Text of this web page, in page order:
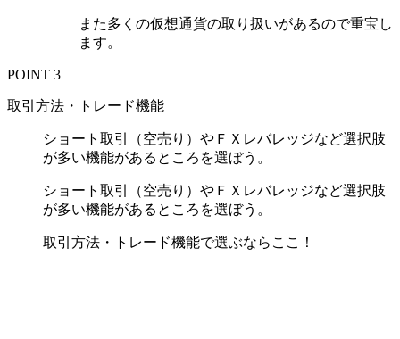
また多くの仮想通貨の取り扱いがあるので重宝し
ます。
POINT 3
取引方法・トレード機能
ショート取引（空売り）やＦＸレバレッジなど選択肢
が多い機能があるところを選ぼう。
ショート取引（空売り）やＦＸレバレッジなど選択肢
が多い機能があるところを選ぼう。
取引方法・トレード機能で選ぶならここ！